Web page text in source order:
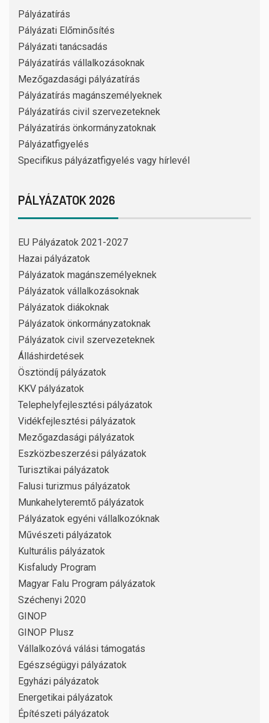
Pályázatírás
Pályázati Előminősítés
Pályázati tanácsadás
Pályázatírás vállalkozásoknak
Mezőgazdasági pályázatírás
Pályázatírás magánszemélyeknek
Pályázatírás civil szervezeteknek
Pályázatírás önkormányzatoknak
Pályázatfigyelés
Specifikus pályázatfigyelés vagy hírlevél
PÁLYÁZATOK 2026
EU Pályázatok 2021-2027
Hazai pályázatok
Pályázatok magánszemélyeknek
Pályázatok vállalkozásoknak
Pályázatok diákoknak
Pályázatok önkormányzatoknak
Pályázatok civil szervezeteknek
Álláshirdetések
Ösztöndíj pályázatok
KKV pályázatok
Telephelyfejlesztési pályázatok
Vidékfejlesztési pályázatok
Mezőgazdasági pályázatok
Eszközbeszerzési pályázatok
Turisztikai pályázatok
Falusi turizmus pályázatok
Munkahelyteremtő pályázatok
Pályázatok egyéni vállalkozóknak
Művészeti pályázatok
Kulturális pályázatok
Kisfaludy Program
Magyar Falu Program pályázatok
Széchenyi 2020
GINOP
GINOP Plusz
Vállalkozóvá válási támogatás
Egészségügyi pályázatok
Egyházi pályázatok
Energetikai pályázatok
Építészeti pályázatok